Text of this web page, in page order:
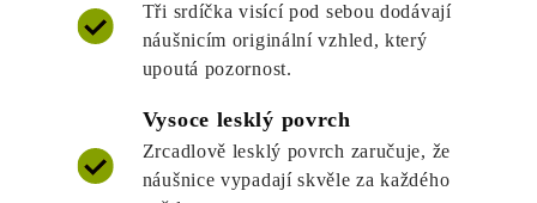
Tři srdíčka visící pod sebou dodávají
náušnicím originální vzhled, který
upoutá pozornost.
Vysoce lesklý povrch
Zrcadlově lesklý povrch zaručuje, že
náušnice vypadají skvěle za každého